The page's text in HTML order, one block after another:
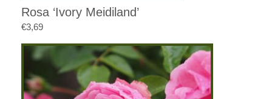
Rosa ‘Ivory Meidiland’
€3,69